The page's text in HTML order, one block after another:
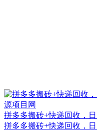
拼多多搬砖+快递回收，
拼多多搬砖+快递回收，